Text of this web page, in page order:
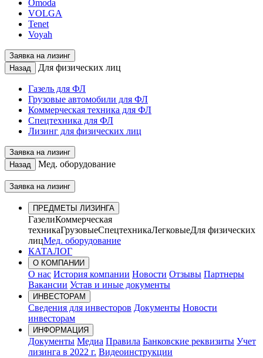
Omoda
VOLGA
Tenet
Voyah
Заявка на лизинг
Назад
Для физических лиц
Газель для ФЛ
Грузовые автомобили для ФЛ
Коммерческая техника для ФЛ
Спецтехника для ФЛ
Лизинг для физических лиц
Заявка на лизинг
Назад
Мед. оборудование
Заявка на лизинг
ПРЕДМЕТЫ ЛИЗИНГА
ГазелиКоммерческая
техникаГрузовыеСпецтехникаЛегковыеДля физических
лицМед. оборудование
КАТАЛОГ
О КОМПАНИИ
О нас История компании Новости Отзывы Партнеры
Вакансии Устав и иные документы
ИНВЕСТОРАМ
Сведения для инвесторов Документы Новости
инвесторам
ИНФОРМАЦИЯ
Документы Медиа Правила Банковские реквизиты Учет
лизинга в 2022 г. Видеоинструкции